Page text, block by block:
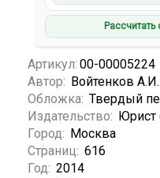
Рассчитать
Артикул: 00-00005224
Автор: Войтенков А.И.
Обложка: Твердый
Издательство: Юрист
Город: Москва
Страниц: 616
Год: 2014